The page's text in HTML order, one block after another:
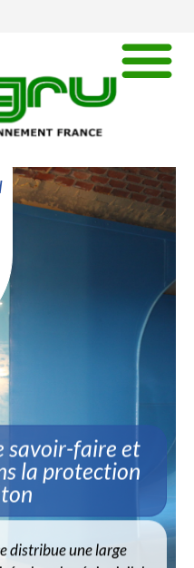
savoir-faire et
la protection
distribue une large
dans le génie civil de
ses clients depuis
la logistique